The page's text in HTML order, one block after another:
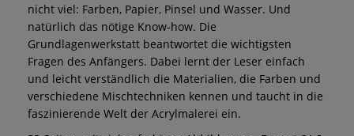
nicht viel: Farben, Papier, Pinsel und Wasser. Und
natürlich das nötige Know-how. Die
Grundlagenwerkstatt beantwortet die wichtigsten
Fragen des Anfängers. Dabei lernt der Leser einfach
und leicht verständlich die Materialien, die Farben und
verschiedene Mischtechniken kennen und taucht in die
faszinierende Welt der Acrylmalerei ein.